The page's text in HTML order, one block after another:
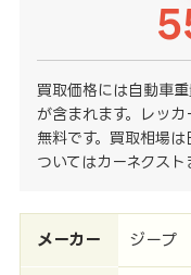
買取価格には自動車
が含まれます。レッ
無料です。買取相場
ついてはカーネクスト
メーカー ジープ